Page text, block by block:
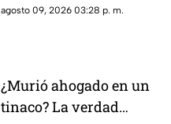
aterrizaje, por lo que terminó
agosto 09, 2026 03:28 p. m.
¿Murió ahogado en un
tinaco? La verdad